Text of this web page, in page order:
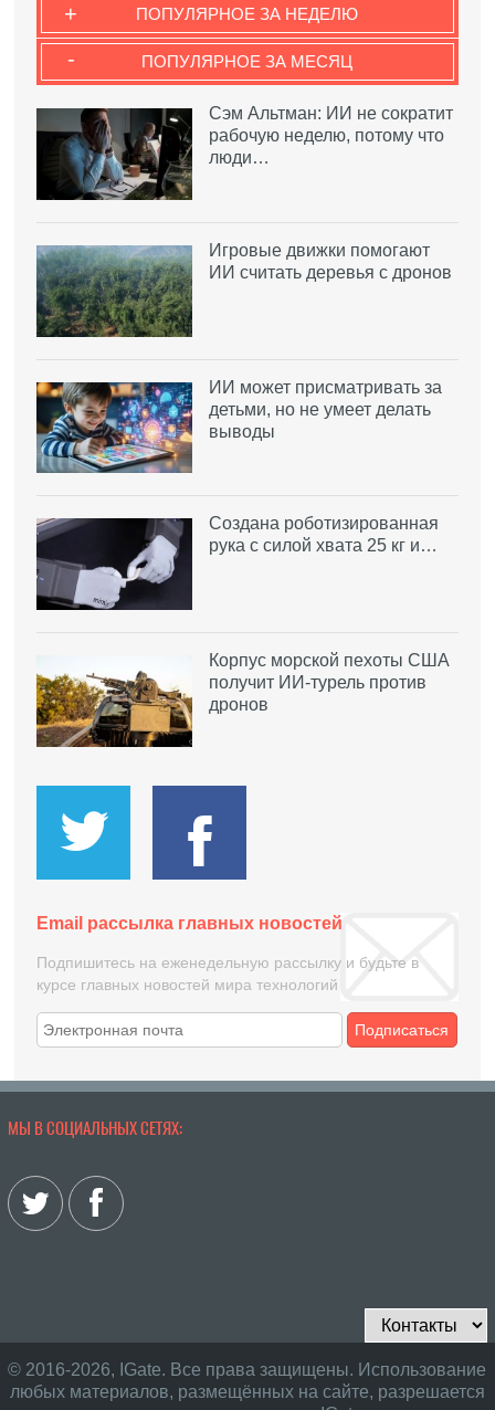
ПОПУЛЯРНОЕ ЗА НЕДЕЛЮ
+
ПОПУЛЯРНОЕ ЗА МЕСЯЦ
-
Сэм Альтман: ИИ не сократит
рабочую неделю, потому что
люди…
Игровые движки помогают
ИИ считать деревья с дронов
ИИ может присматривать за
детьми, но не умеет делать
выводы
Создана роботизированная
рука с силой хвата 25 кг и…
Корпус морской пехоты США
получит ИИ-турель против
дронов
Email рассылка главных новостей
Подпишитесь на еженедельную рассылку и будьте в
курсе главных новостей мира технологий
Подписаться
МЫ В СОЦИАЛЬНЫХ СЕТЯХ:
© 2016-2026, IGate. Все права защищены. Использование
любых материалов, размещённых на сайте, разрешается